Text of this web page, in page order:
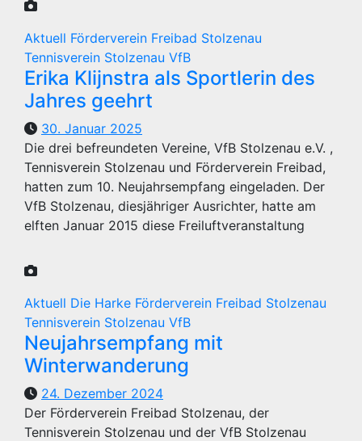
Aktuell Förderverein Freibad Stolzenau
Tennisverein Stolzenau VfB
Erika Klijnstra als Sportlerin des
Jahres geehrt
30. Januar 2025
Die drei befreundeten Vereine, VfB Stolzenau e.V. ,
Tennisverein Stolzenau und Förderverein Freibad,
hatten zum 10. Neujahrsempfang eingeladen. Der
VfB Stolzenau, diesjähriger Ausrichter, hatte am
elften Januar 2015 diese Freiluftveranstaltung
Aktuell Die Harke Förderverein Freibad Stolzenau
Tennisverein Stolzenau VfB
Neujahrsempfang mit
Winterwanderung
24. Dezember 2024
Der Förderverein Freibad Stolzenau, der
Tennisverein Stolzenau und der VfB Stolzenau